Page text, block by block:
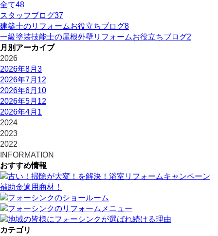
全て48
スタッフブログ37
建築士のリフォームお役立ちブログ8
一級塗装技能士の屋根外壁リフォームお役立ちブログ2
月別アーカイブ
2026
2026年8月 3
2026年7月 12
2026年6月 10
2026年5月 12
2026年4月 1
2024
2023
2022
INFORMATION
おすすめ情報
カテゴリ